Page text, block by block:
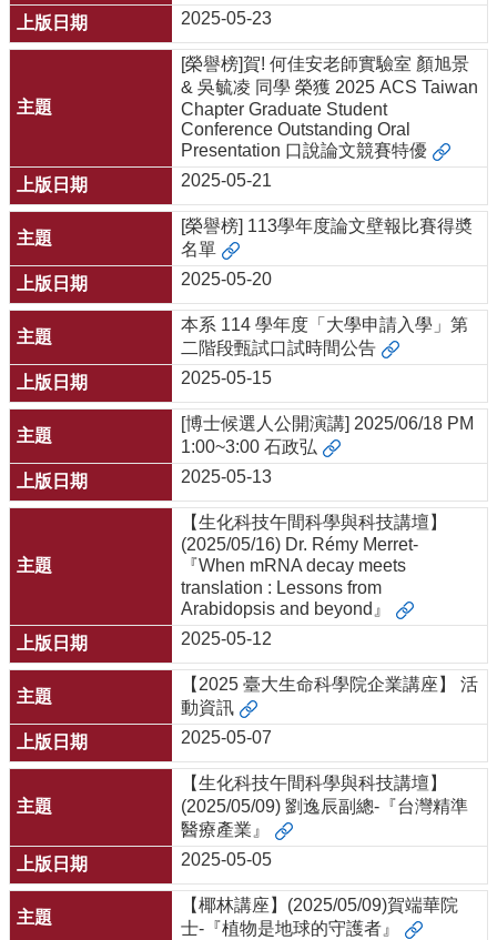
2025-05-23
[榮譽榜]賀! 何佳安老師實驗室 顏旭景
& 吳毓凌 同學 榮獲 2025 ACS Taiwan
Chapter Graduate Student
Conference Outstanding Oral
Presentation 口說論文競賽特優
2025-05-21
[榮譽榜] 113學年度論文壁報比賽得奬
名單
2025-05-20
本系 114 學年度「大學申請入學」第
二階段甄試口試時間公告
2025-05-15
[博士候選人公開演講] 2025/06/18 PM
1:00~3:00 石政弘
2025-05-13
【生化科技午間科學與科技講壇】
(2025/05/16) Dr. Rémy Merret-
『When mRNA decay meets
translation : Lessons from
Arabidopsis and beyond』
2025-05-12
【2025 臺大生命科學院企業講座】 活
動資訊
2025-05-07
【生化科技午間科學與科技講壇】
(2025/05/09) 劉逸辰副總-『台灣精準
醫療產業』
2025-05-05
【椰林講座】(2025/05/09)賀端華院
士-『植物是地球的守護者』